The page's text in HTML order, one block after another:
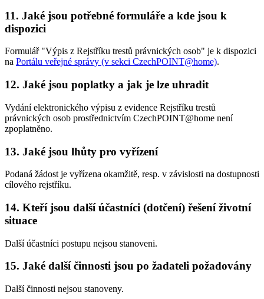
11. Jaké jsou potřebné formuláře a kde jsou k
dispozici
Formulář "Výpis z Rejstříku trestů právnických osob" je k dispozici
na Portálu veřejné správy (v sekci CzechPOINT@home).
12. Jaké jsou poplatky a jak je lze uhradit
Vydání elektronického výpisu z evidence Rejstříku trestů
právnických osob prostřednictvím CzechPOINT@home není
zpoplatněno.
13. Jaké jsou lhůty pro vyřízení
Podaná žádost je vyřízena okamžitě, resp. v závislosti na dostupnosti
cílového rejstříku.
14. Kteří jsou další účastníci (dotčení) řešení životní
situace
Další účastníci postupu nejsou stanoveni.
15. Jaké další činnosti jsou po žadateli požadovány
Další činnosti nejsou stanoveny.